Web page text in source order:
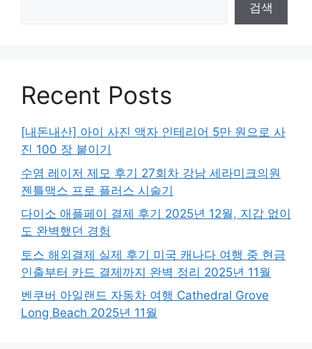
검색
Recent Posts
[내돈내산] 아이 사진 액자 인테리어 5만 원으로 사
진 100 장 붙이기
수염 레이저 제모 후기 27회차 강남 세라미크의원
젠틀맥스 프로 플러스 시술기
다이소 애플페이 결제 후기 2025년 12월, 지갑 없이
도 완벽했던 경험
토스 해외결제 실제 후기 미국 캐나다 여행 중 현금
인출부터 카드 결제까지 완벽 정리 2025년 11월
벤쿠버 아일랜드 자동차 여행 Cathedral Grove
Long Beach 2025년 11월